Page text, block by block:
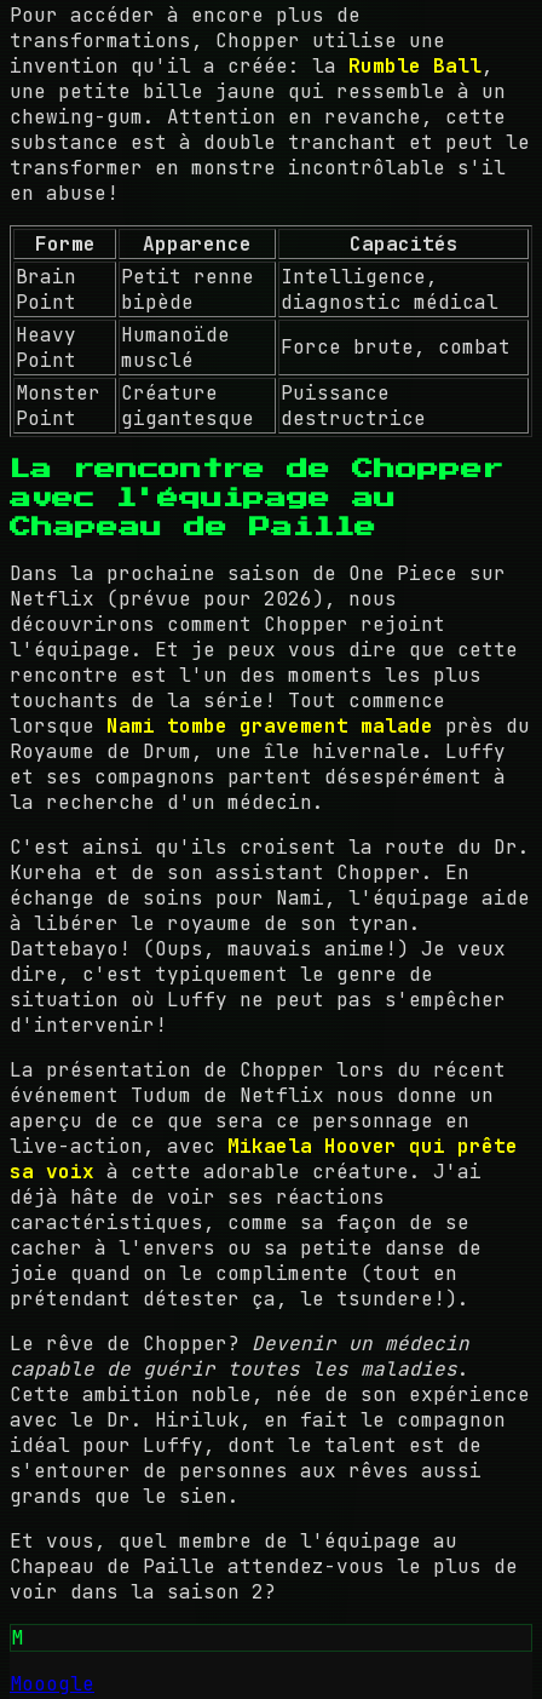
Pour accéder à encore plus de
transformations, Chopper utilise une
invention qu'il a créée: la Rumble Ball,
une petite bille jaune qui ressemble à un
chewing-gum. Attention en revanche, cette
substance est à double tranchant et peut le
transformer en monstre incontrôlable s'il
en abuse!
Forme
Apparence
Capacités
Brain
Point
Petit renne
bipède
Intelligence,
diagnostic médical
Heavy
Point
Humanoïde
musclé
Force brute, combat
Monster
Point
Créature
gigantesque
Puissance
destructrice
La rencontre de Chopper
avec l'équipage au
Chapeau de Paille
Dans la prochaine saison de One Piece sur
Netflix (prévue pour 2026), nous
découvrirons comment Chopper rejoint
l'équipage. Et je peux vous dire que cette
rencontre est l'un des moments les plus
touchants de la série! Tout commence
lorsque Nami tombe gravement malade près du
Royaume de Drum, une île hivernale. Luffy
et ses compagnons partent désespérément à
la recherche d'un médecin.
C'est ainsi qu'ils croisent la route du Dr.
Kureha et de son assistant Chopper. En
échange de soins pour Nami, l'équipage aide
à libérer le royaume de son tyran.
Dattebayo! (Oups, mauvais anime!) Je veux
dire, c'est typiquement le genre de
situation où Luffy ne peut pas s'empêcher
d'intervenir!
La présentation de Chopper lors du récent
événement Tudum de Netflix nous donne un
aperçu de ce que sera ce personnage en
live-action, avec Mikaela Hoover qui prête
sa voix à cette adorable créature. J'ai
déjà hâte de voir ses réactions
caractéristiques, comme sa façon de se
cacher à l'envers ou sa petite danse de
joie quand on le complimente (tout en
prétendant détester ça, le tsundere!).
Le rêve de Chopper? Devenir un médecin
capable de guérir toutes les maladies.
Cette ambition noble, née de son expérience
avec le Dr. Hiriluk, en fait le compagnon
idéal pour Luffy, dont le talent est de
s'entourer de personnes aux rêves aussi
grands que le sien.
Et vous, quel membre de l'équipage au
Chapeau de Paille attendez-vous le plus de
voir dans la saison 2?
M
Mooogle